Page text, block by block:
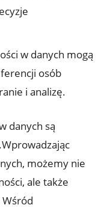
w danych mogą
osób
i analizę.
danych są
możemy nie
ale także